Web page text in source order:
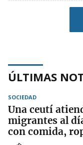
ÚLTIMAS
SOCIEDAD
Una ceutí
migrantes al
con comida,